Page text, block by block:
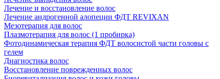
Лечение и восстановление волос
Лечение андрогенной алопеции ФДТ REVIXAN
Мезотерапия для волос
Плазмотерапия для волос (1 пробирка)
Фотодинамическая терапия ФДТ волосистой части головы с
гелем
Диагностика волос
Восстановление поврежденных волос